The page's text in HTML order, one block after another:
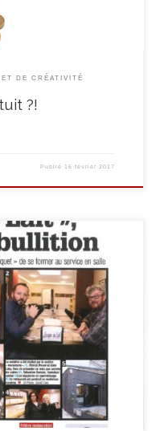
DE CRÉATIVITÉ
?!
Publié 16 février 2017